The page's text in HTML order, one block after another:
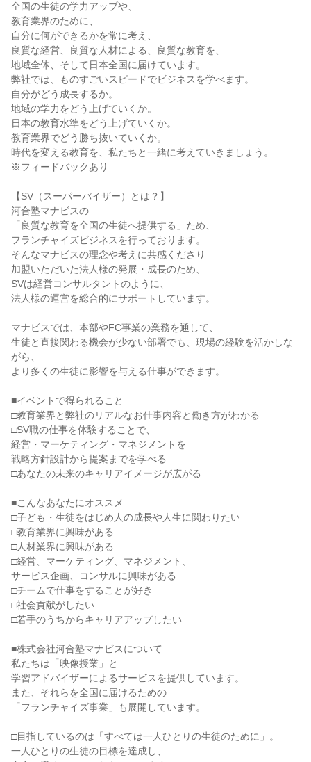
全国の生徒の学力アップや、
教育業界のために、
自分に何ができるかを常に考え、
良質な経営、良質な人材による、良質な教育を、
地域全体、そして日本全国に届けています。
弊社では、ものすごいスピードでビジネスを学べます。
自分がどう成長するか。
地域の学力をどう上げていくか。
日本の教育水準をどう上げていくか。
教育業界でどう勝ち抜いていくか。
時代を変える教育を、私たちと一緒に考えていきましょう。
※フィードバックあり
【SV（スーパーバイザー）とは？】
河合塾マナビスの
「良質な教育を全国の生徒へ提供する」ため、
フランチャイズビジネスを行っております。
そんなマナビスの理念や考えに共感くださり
加盟いただいた法人様の発展・成長のため、
SVは経営コンサルタントのように、
法人様の運営を総合的にサポートしています。
マナビスでは、本部やFC事業の業務を通して、
生徒と直接関わる機会が少ない部署でも、現場の経験を活かしな
がら、
より多くの生徒に影響を与える仕事ができます。
■イベントで得られること
□教育業界と弊社のリアルなお仕事内容と働き方がわかる
□SV職の仕事を体験することで、
経営・マーケティング・マネジメントを
戦略方針設計から提案までを学べる
□あなたの未来のキャリアイメージが広がる
■こんなあなたにオススメ
□子ども・生徒をはじめ人の成長や人生に関わりたい
□教育業界に興味がある
□人材業界に興味がある
□経営、マーケティング、マネジメント、
サービス企画、コンサルに興味がある
□チームで仕事をすることが好き
□社会貢献がしたい
□若手のうちからキャリアアップしたい
■株式会社河合塾マナビスについて
私たちは「映像授業」と
学習アドバイザーによるサービスを提供しています。
また、それらを全国に届けるための
「フランチャイズ事業」も展開しています。
□目指しているのは「すべては一人ひとりの生徒のために」。
一人ひとりの生徒の目標を達成し、